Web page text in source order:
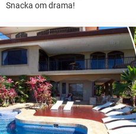
Snacka om drama!